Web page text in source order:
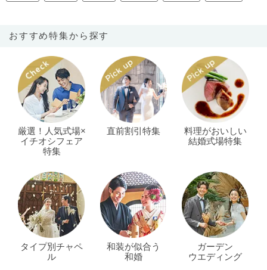
おすすめ特集から探す
厳選！人気式場×
イチオシフェア
特集
直前割引特集
料理がおいしい
結婚式場特集
タイプ別チャペ
ル
和装が似合う
和婚
ガーデン
ウエディング